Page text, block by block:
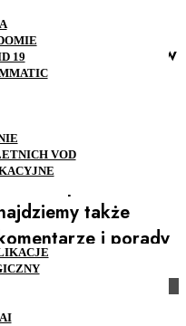
19
VOD
Short
przez ekspertów
IAB Polska.
porady
wideo, jej
marek,
aspektów
także
i porady